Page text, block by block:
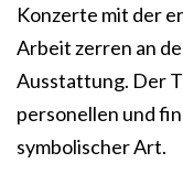
Konzerte mit der
Arbeit zerren an
Ausstattung. Der
personellen und
symbolischer Art.